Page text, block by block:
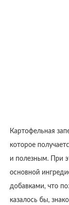
Картофельная
которое
и полезным. При
основной
добавками, что
казалось бы,